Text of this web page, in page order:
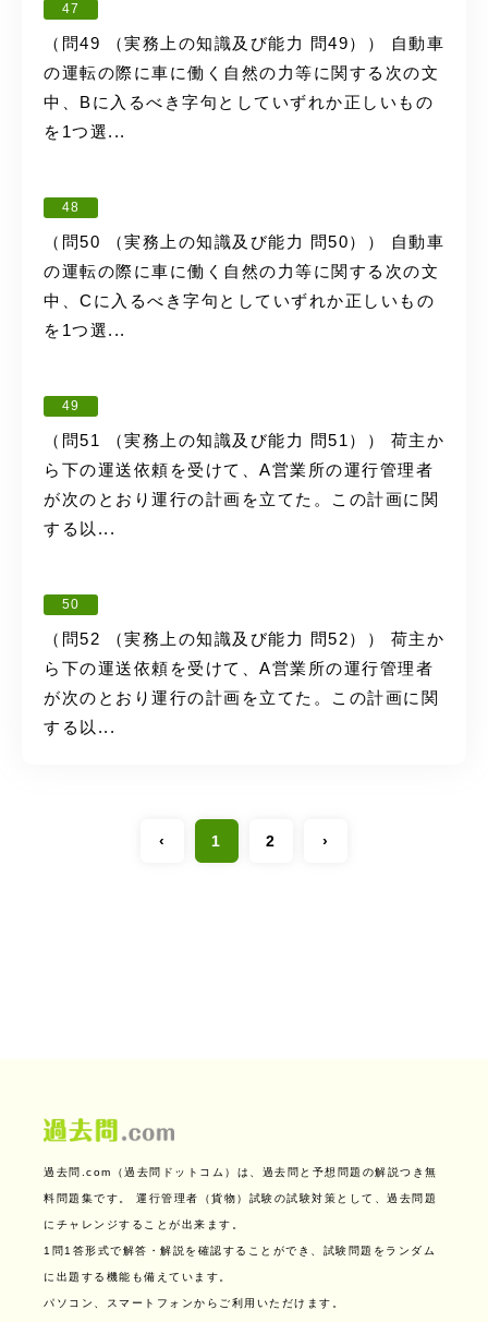
47
（問49 （実務上の知識及び能力 問49）） 自動車
の運転の際に車に働く自然の力等に関する次の文
中、Bに入るべき字句としていずれか正しいもの
を1つ選...
48
（問50 （実務上の知識及び能力 問50）） 自動車
の運転の際に車に働く自然の力等に関する次の文
中、Cに入るべき字句としていずれか正しいもの
を1つ選...
49
（問51 （実務上の知識及び能力 問51）） 荷主か
ら下の運送依頼を受けて、A営業所の運行管理者
が次のとおり運行の計画を立てた。この計画に関
する以...
50
（問52 （実務上の知識及び能力 問52）） 荷主か
ら下の運送依頼を受けて、A営業所の運行管理者
が次のとおり運行の計画を立てた。この計画に関
する以...
‹ 1 2 ›
過去問.com（過去問ドットコム）は、過去問と予想問題の解説つき無
料問題集です。 運行管理者（貨物）試験の試験対策として、過去問題
にチャレンジすることが出来ます。
1問1答形式で解答・解説を確認することができ、試験問題をランダム
に出題する機能も備えています。
パソコン、スマートフォンからご利用いただけます。